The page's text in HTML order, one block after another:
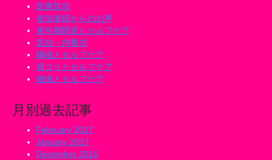
医療気功
参加者様からのお声
更年期障害とセルフケア
気功・内養功
睡眠とセルフケア
肩コリとセルフケア
腰痛とセルフケア
月別過去記事
February 2017
January 2017
December 2016